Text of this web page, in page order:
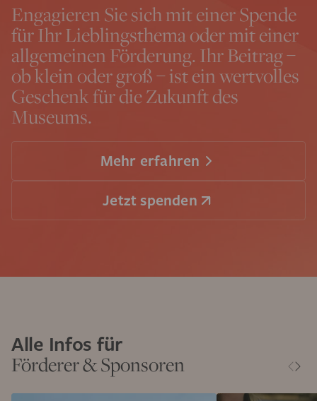
Engagieren Sie sich mit einer Spende
für Ihr Lieblingsthema oder mit einer
allgemeinen Förderung. Ihr Beitrag –
ob klein oder groß – ist ein wertvolles
Geschenk für die Zukunft des
Museums.
Mehr erfahren
Jetzt spenden
Alle Infos für
Förderer & Sponsoren